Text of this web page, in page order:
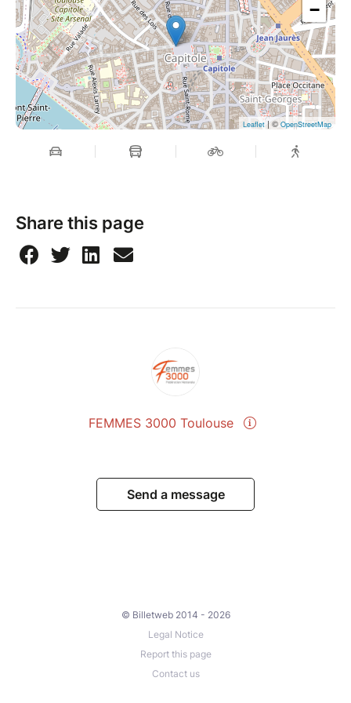
−
Leaflet| © OpenStreetMap
Share this page
FEMMES 3000 Toulouse
Send a message
© Billetweb 2014 - 2026
Legal Notice
Report this page
Contact us